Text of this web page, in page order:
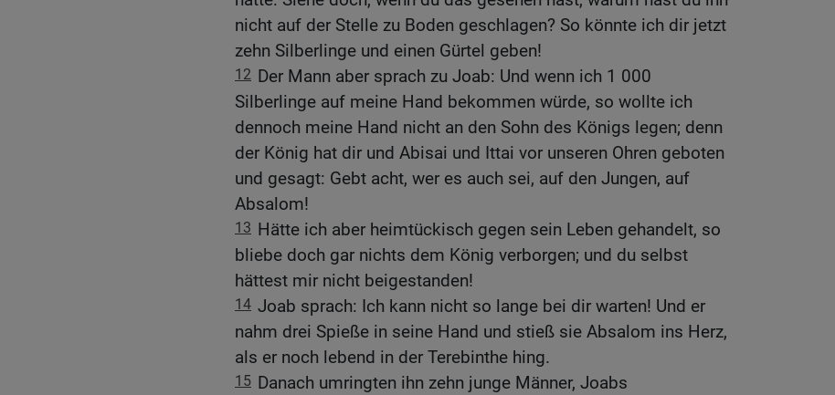
nicht auf der Stelle zu Boden geschlagen? So könnte ich dir jetzt
zehn Silberlinge und einen Gürtel geben!
12 Der Mann aber sprach zu Joab: Und wenn ich 1 000
Silberlinge auf meine Hand bekommen würde, so wollte ich
dennoch meine Hand nicht an den Sohn des Königs legen; denn
der König hat dir und Abisai und Ittai vor unseren Ohren geboten
und gesagt: Gebt acht, wer es auch sei, auf den Jungen, auf
Absalom!
13 Hätte ich aber heimtückisch gegen sein Leben gehandelt, so
bliebe doch gar nichts dem König verborgen; und du selbst
hättest mir nicht beigestanden!
14 Joab sprach: Ich kann nicht so lange bei dir warten! Und er
nahm drei Spieße in seine Hand und stieß sie Absalom ins Herz,
als er noch lebend in der Terebinthe hing.
15 Danach umringten ihn zehn junge Männer, Joabs